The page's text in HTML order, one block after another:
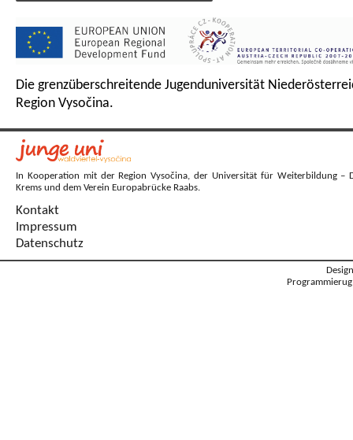
Die grenzüberschreitende Jugenduniversität
Region Vysočina.
In Kooperation mit der Region Vysočina, der Universität für Weiterbildung –
Krems und dem Verein Europabrücke Raabs.
Kontakt
Impressum
Datenschutz